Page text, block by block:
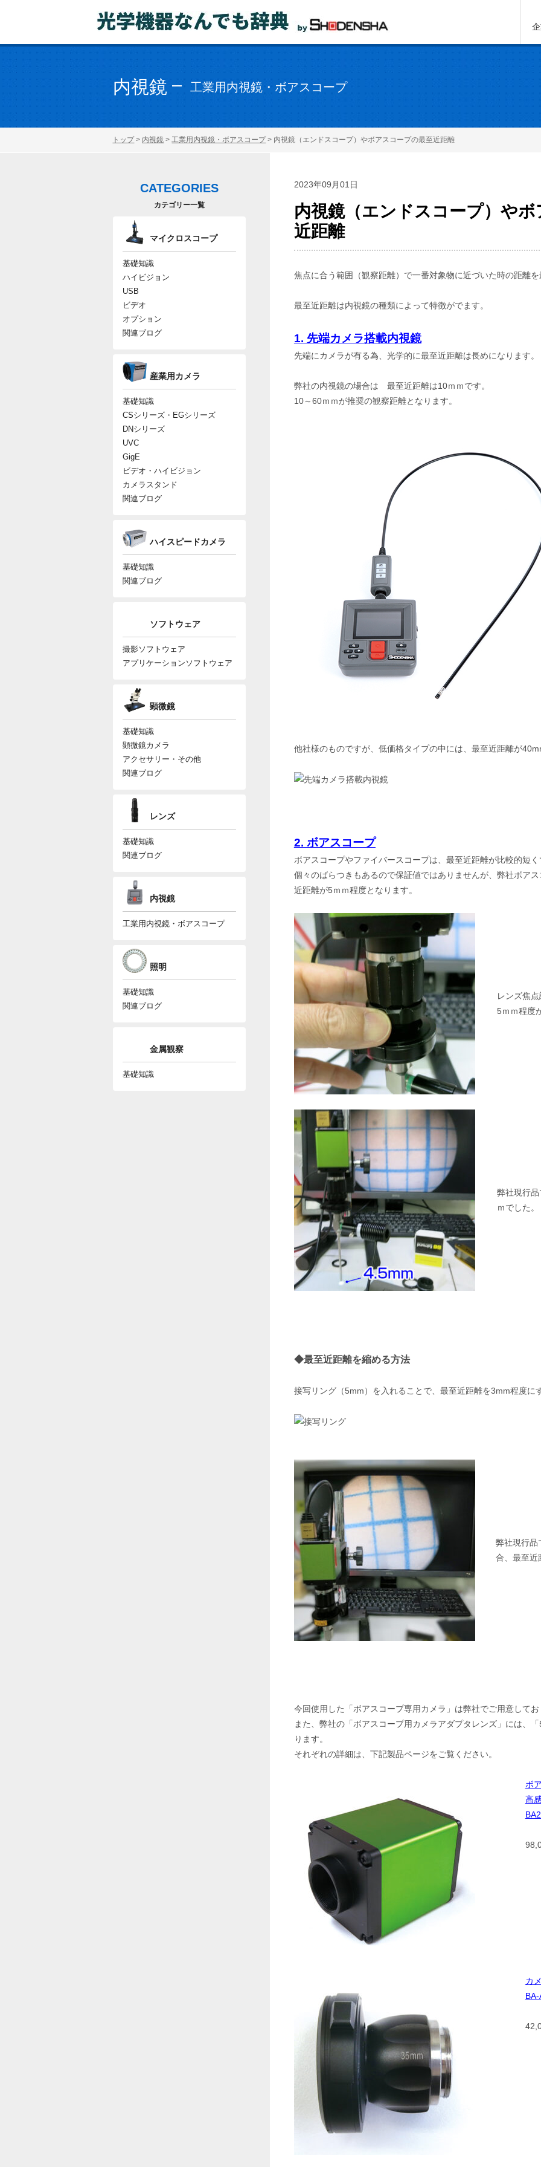
内視鏡 工業用内視鏡・ボアスコープ
トップ> 内視鏡 >工業用内視鏡・ボアスコープ> 内視鏡（エンドスコープ）やボアスコープの最至近距離
2023年09月01日
内視鏡（エンドスコープ）や
近距離
焦点に合う範囲（観察距離）で一番対象物に近づいた時の距離を
最至近距離は内視鏡の種類によって特徴がでます。
1. 先端カメラ搭載内視鏡
先端にカメラが有る為、光学的に最至近距離は長めになります。
弊社の内視鏡の場合は 最至近距離は10ｍｍです。
10～60ｍｍが推奨の観察距離となります。
他社様のものですが、低価格タイプの中には、最至近距離が
2. ボアスコープ
ボアスコープやファイバースコープは、最至近距離が比較的短く
個々のばらつきもあるので保証値ではありませんが、弊社ボア
近距離が5ｍｍ程度となります。
レンズ焦
5ｍｍ程度
弊社現行
ｍでした。
◆最至近距離を縮める方法
接写リング（5mm）を入れることで、最至近距離を3mm程度に
弊社現行品
合、最至近
今回使用した「ボアスコープ専用カメラ」は弊社でご用意してお
また、弊社の「ボアスコープ用カメラアダプタレンズ」には、
ります。
それぞれの詳細は、下記製品ページをご覧ください。
ボ
高
カ
CATEGORIES
カテゴリー一覧
マイクロスコープ
基礎知識
ハイビジョン
USB
ビデオ
オプション
関連ブログ
産業用カメラ
基礎知識
CSシリーズ・EGシリーズ
DNシリーズ
UVC
GigE
ビデオ・ハイビジョン
カメラスタンド
関連ブログ
ハイスピードカメラ
基礎知識
関連ブログ
ソフトウェア
撮影ソフトウェア
アプリケーションソフトウェア
顕微鏡
基礎知識
顕微鏡カメラ
アクセサリー・その他
関連ブログ
レンズ
基礎知識
関連ブログ
内視鏡
工業用内視鏡・ボアスコープ
照明
基礎知識
関連ブログ
金属観察
基礎知識